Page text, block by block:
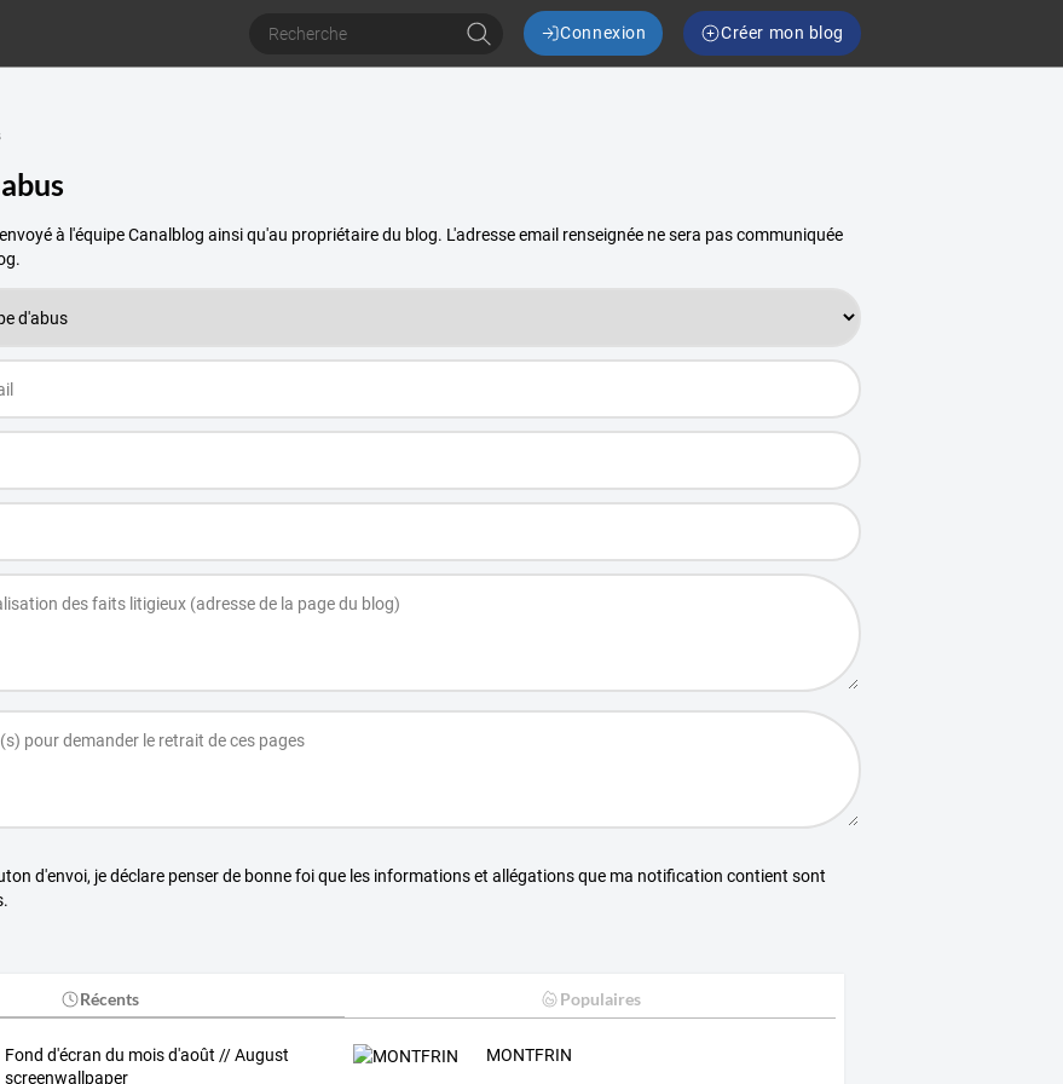
Connexion Créer mon blog
à l'équipe Canalblog ainsi qu'au propriétaire du blog. L'adresse email renseignée ne sera pas communiquée
d'envoi, je déclare penser de bonne foi que les informations et allégations que ma notification contient sont
Récents Populaires
Fond d'écran du mois d'août // August
screenwallpaper
MONTFRIN